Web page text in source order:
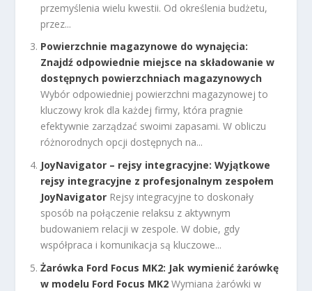
przemyślenia wielu kwestii. Od określenia budżetu,
przez...
Powierzchnie magazynowe do wynajęcia:
Znajdź odpowiednie miejsce na składowanie w
dostępnych powierzchniach magazynowych
Wybór odpowiedniej powierzchni magazynowej to
kluczowy krok dla każdej firmy, która pragnie
efektywnie zarządzać swoimi zapasami. W obliczu
różnorodnych opcji dostępnych na...
JoyNavigator – rejsy integracyjne: Wyjątkowe
rejsy integracyjne z profesjonalnym zespołem
JoyNavigator Rejsy integracyjne to doskonały
sposób na połączenie relaksu z aktywnym
budowaniem relacji w zespole. W dobie, gdy
współpraca i komunikacja są kluczowe...
Żarówka Ford Focus MK2: Jak wymienić żarówkę
w modelu Ford Focus MK2 Wymiana żarówki w